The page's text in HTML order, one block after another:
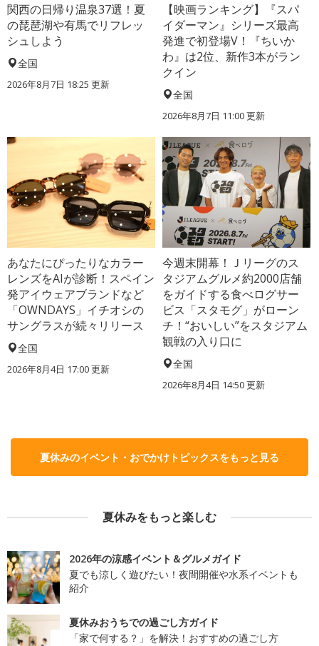
関西の日帰り温泉37選！夏
の琵琶湖や有馬でリフレッ
シュしよう
全国
2026年8月7日 18:25 更新
【映画ランキング】『スパ
イダーマン』シリーズ最高
発進で初登場V！『ちいか
わ』は2位、新作3本がラン
クイン
全国
2026年8月7日 11:00更新
あなたにぴったりなカラー
レンズをAIが診断！スペイン
発アイウェアブランドなど
「OWNDAYS」イチオシの
サングラスが続々リリース
全国
2026年8月4日 17:00更新
今週末開幕！Ｊリーグのス
タジアムグルメ約2000店舗
をガイドする食べログサー
ビス「スタモグ」がローン
チ！“おいしい”をスタジアム
観戦の入り口に
全国
2026年8月4日 14:50更新
夏休みのイベント・おでかけトピックスをもっと見る
夏休みをもっと楽しむ
2026年の涼感イベント＆グルメガイド
夏でも涼しく遊びたい！夜間開催や水系イベントも
紹介
夏休みおうちでの過ごし方ガイド
「家で何する？」を解決！おすすめの過ごし方